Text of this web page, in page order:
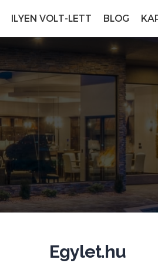
ILYEN VOLT-LETT BLOG
Egylet.hu